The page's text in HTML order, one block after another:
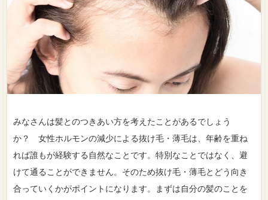
みなさんは髪とのつきあい方を考えたことがあるでしょう
か？ 女性ホルモンの減少による抜け毛・薄毛は、年齢を重ね
れば誰もが経験する自然なことです。特別なことではなく、避
けて通ることができません。そのため抜け毛・薄毛とどう向き
合っていくかがポイントになります。まずは自分の髪のことを